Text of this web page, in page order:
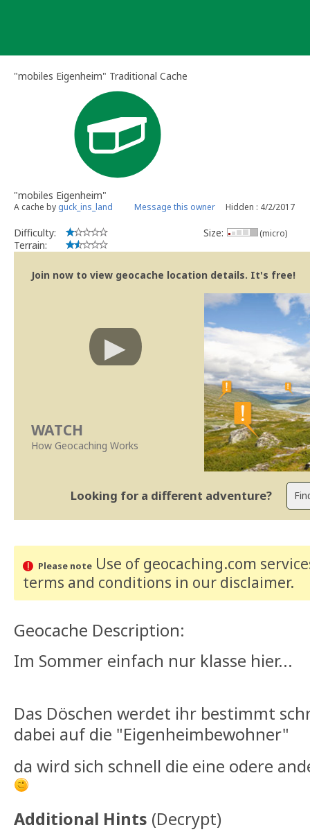
"mobiles Eigenheim" Traditional Cache
"mobiles Eigenheim"
A cache by guck_ins_land Message this owner Hidden : 4/2/2017
Difficulty:
Terrain:
Size: (micro)
Join now to view geocache location details. It's free!
WATCH
How Geocaching Works
Looking for a different adventure?
Please noteUse of geocaching.com
terms and conditions in our disclaimer.
Geocache Description:
Im Sommer einfach nur klasse hier...
Das Döschen werdet ihr bestimmt
dabei auf die "Eigenheimbewohner"
da wird sich schnell die eine odere
Additional Hints (Decrypt)